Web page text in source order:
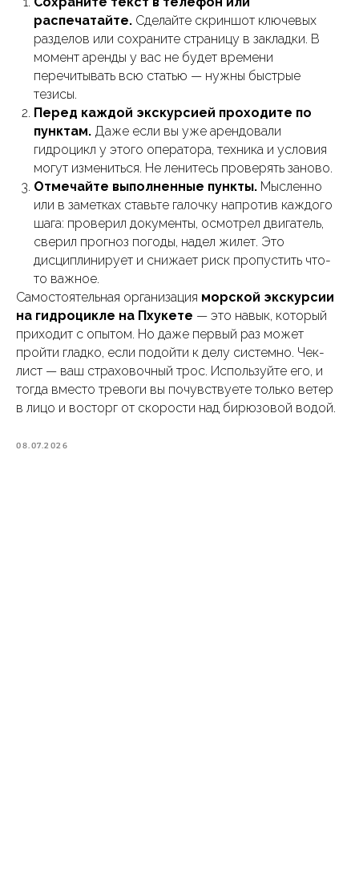
распечатайте. Сделайте скриншот ключевых
разделов или сохраните страницу в закладки. В
момент аренды у вас не будет времени
перечитывать всю статью — нужны быстрые
тезисы.
Перед каждой экскурсией проходите по
пунктам. Даже если вы уже арендовали
гидроцикл у этого оператора, техника и условия
могут измениться. Не ленитесь проверять заново.
Отмечайте выполненные пункты. Мысленно
или в заметках ставьте галочку напротив каждого
шага: проверил документы, осмотрел двигатель,
сверил прогноз погоды, надел жилет. Это
дисциплинирует и снижает риск пропустить что-
то важное.
Самостоятельная организация морской экскурсии
на гидроцикле на Пхукете — это навык, который
приходит с опытом. Но даже первый раз может
пройти гладко, если подойти к делу системно. Чек-
лист — ваш страховочный трос. Используйте его, и
тогда вместо тревоги вы почувствуете только ветер
в лицо и восторг от скорости над бирюзовой водой.
08.07.2026